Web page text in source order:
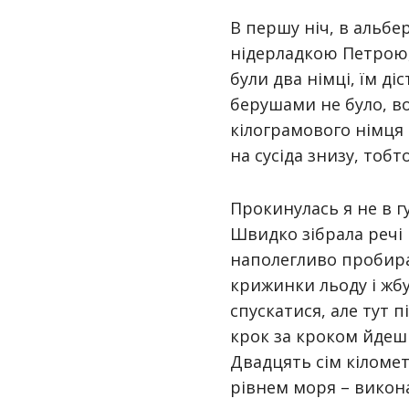
В першу ніч, в
нідерладкою
були два німці, їм
берушами не було,
кілограмового німця
на сусіда знизу,
Прокинулась я не в
Швидко зібрала
наполегливо
крижинки льоду і
спускатися, але тут
крок за кроком йдеш
Двадцять сім
рівнем моря –